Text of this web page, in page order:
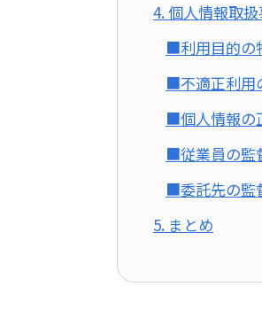
4. 個人情報取
■利用目的の
■不適正利用
■個人情報の
■従業員の監
■委託先の監
5. まとめ